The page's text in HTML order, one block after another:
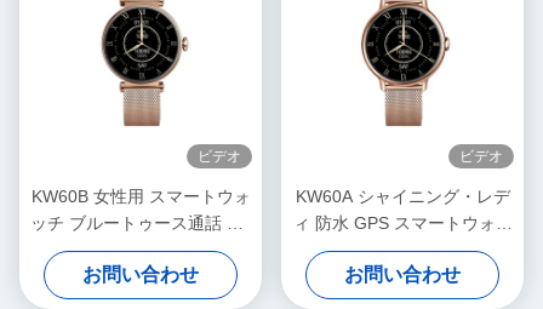
ビデオ
KW60B 女性用 スマートウォ
ッチ ブルートゥース通話 1.7
インチディスプレイ スマー
トウォッチ 防水
お問い合わせ
ビデオ
KW60A シャイニング・レデ
ィ 防水 GPS スマートウォッ
チ 1.2 インチディスプレイ
スマートウォッチ AMOLED
お問い合わせ